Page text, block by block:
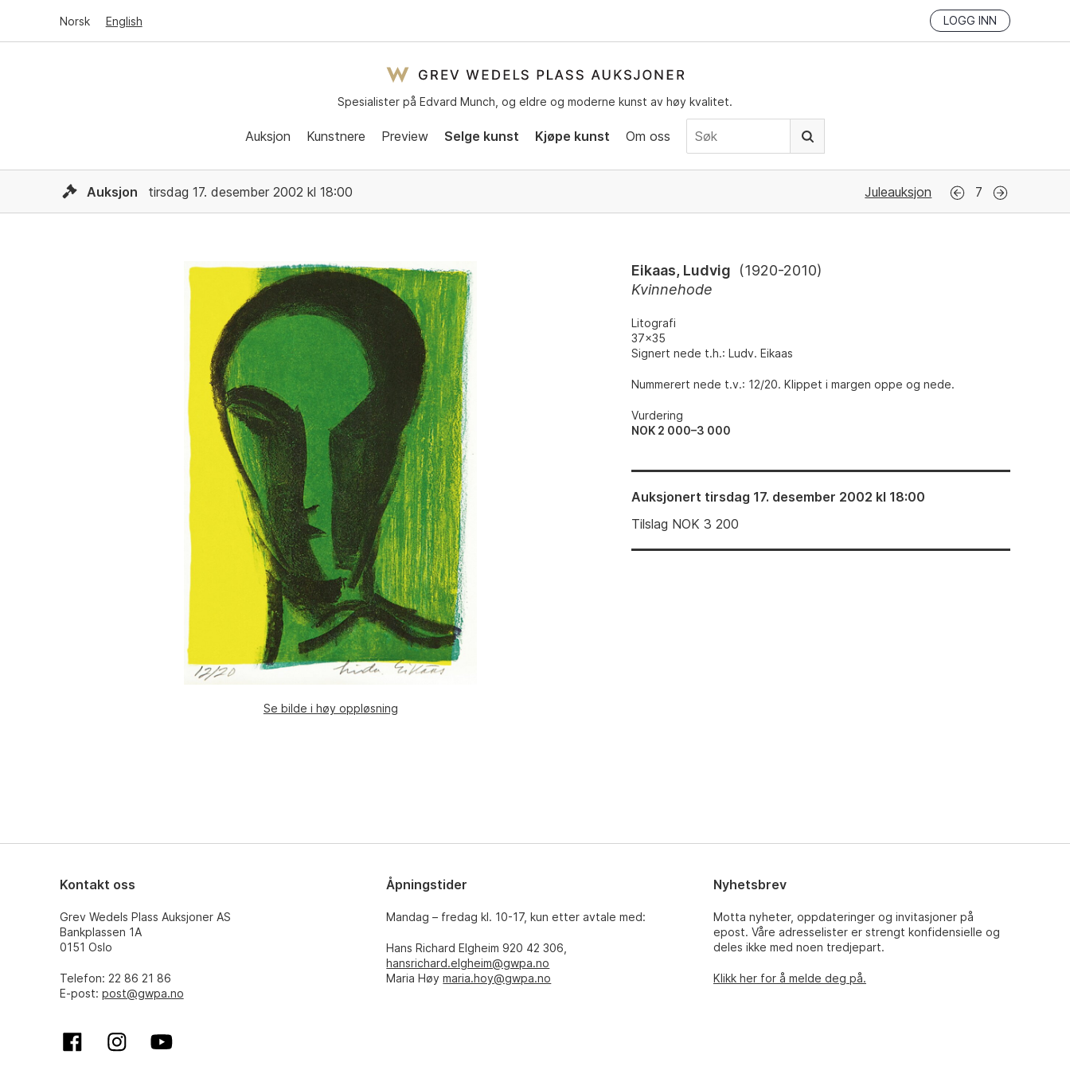
Norsk English LOGG INN
Spesialister på Edvard Munch, og eldre og moderne kunst av høy kvalitet.
Auksjon Kunstnere Preview Selge kunst Kjøpe kunst Om oss
Auksjon tirsdag 17. desember 2002 kl 18:00 Juleauksjon 7
Se bilde i høy oppløsning
Eikaas, Ludvig (1920-2010)
Kvinnehode
Litografi
37x35
Signert nede t.h.: Ludv. Eikaas
Nummerert nede t.v.: 12/20. Klippet i margen oppe og nede.
Vurdering
NOK 2 000–3 000
Auksjonert tirsdag 17. desember 2002 kl 18:00
Tilslag NOK3 200
Kontakt oss
Grev Wedels Plass Auksjoner AS
Bankplassen 1A
0151 Oslo
Telefon: 22 86 21 86
E-post: post@gwpa.no
Åpningstider
Mandag – fredag kl. 10-17, kun etter avtale med:
Hans Richard Elgheim 920 42 306,
hansrichard.elgheim@gwpa.no
Maria Høymaria.hoy@gwpa.no
Nyhetsbrev
Motta nyheter, oppdateringer og invitasjoner på
epost. Våre adresselister er strengt konfidensielle og
deles ikke med noen tredjepart.
Klikk her for å melde deg på.